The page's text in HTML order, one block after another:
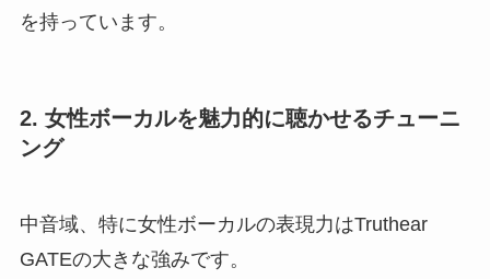
を持っています。
2. 女性ボーカルを魅力的に聴かせるチューニ
ング
中音域、特に女性ボーカルの表現力はTruthear
GATEの大きな強みです。